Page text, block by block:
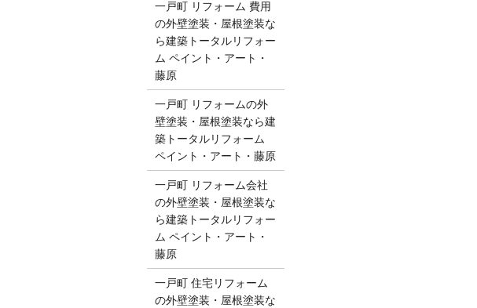
一戸町 リフォーム 費用
の外壁塗装・屋根塗装な
ら建築トータルリフォー
ム ペイント・アート・
藤原
一戸町 リフォームの外
壁塗装・屋根塗装なら建
築トータルリフォーム
ペイント・アート・藤原
一戸町 リフォーム会社
の外壁塗装・屋根塗装な
ら建築トータルリフォー
ム ペイント・アート・
藤原
一戸町 住宅リフォーム
の外壁塗装・屋根塗装な